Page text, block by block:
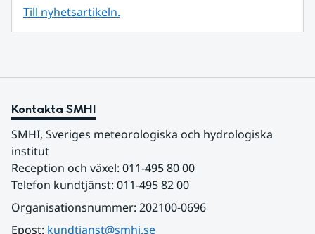
Till nyhetsartikeln.
Kontakta SMHI
SMHI, Sveriges meteorologiska och hydrologiska
institut
Reception och växel: 011-495 80 00
Telefon kundtjänst: 011-495 82 00
Organisationsnummer: 202100-0696
Epost: kundtjanst@smhi.se